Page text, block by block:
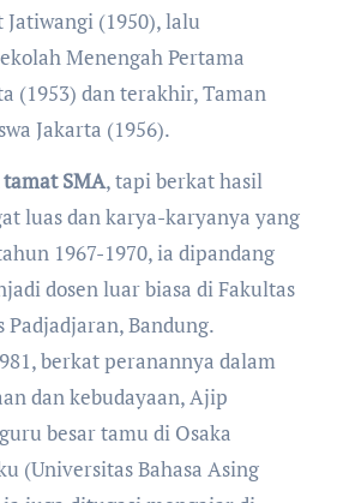
Jatiwangi (1950), lalu
Menengah Pertama
(1953) dan terakhir, Taman
Jakarta (1956).
SMA, tapi berkat hasil
luas dan karya-karyanya yang
1967-1970, ia dipandang
dosen luar biasa di Fakultas
Padjadjaran, Bandung.
berkat peranannya dalam
dan kebudayaan, Ajip
besar tamu di Osaka
(Universitas Bahasa Asing